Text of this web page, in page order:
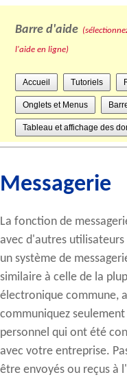
Barre d'aide
l'aide en ligne)
Accueil Tutoriels
Onglets et Menus
Tableau et affichage des
Messagerie
La fonction de
avec d'autres
un système de
similaire à celle de la
électronique commune,
communiquez
personnel qui ont été
avec votre entreprise.
être envoyés ou reçus à